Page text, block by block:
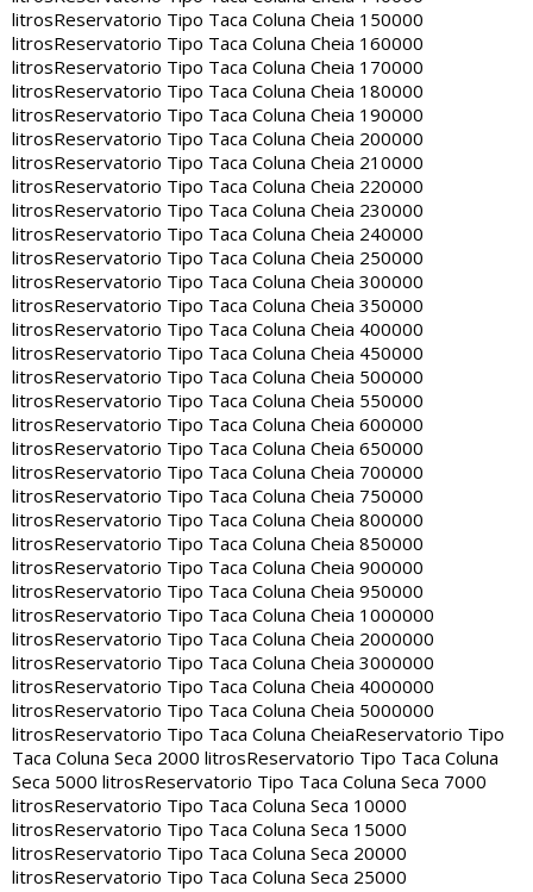
litrosReservatorio Tipo Taca Coluna Cheia 150000
litrosReservatorio Tipo Taca Coluna Cheia 160000
litrosReservatorio Tipo Taca Coluna Cheia 170000
litrosReservatorio Tipo Taca Coluna Cheia 180000
litrosReservatorio Tipo Taca Coluna Cheia 190000
litrosReservatorio Tipo Taca Coluna Cheia 200000
litrosReservatorio Tipo Taca Coluna Cheia 210000
litrosReservatorio Tipo Taca Coluna Cheia 220000
litrosReservatorio Tipo Taca Coluna Cheia 230000
litrosReservatorio Tipo Taca Coluna Cheia 240000
litrosReservatorio Tipo Taca Coluna Cheia 250000
litrosReservatorio Tipo Taca Coluna Cheia 300000
litrosReservatorio Tipo Taca Coluna Cheia 350000
litrosReservatorio Tipo Taca Coluna Cheia 400000
litrosReservatorio Tipo Taca Coluna Cheia 450000
litrosReservatorio Tipo Taca Coluna Cheia 500000
litrosReservatorio Tipo Taca Coluna Cheia 550000
litrosReservatorio Tipo Taca Coluna Cheia 600000
litrosReservatorio Tipo Taca Coluna Cheia 650000
litrosReservatorio Tipo Taca Coluna Cheia 700000
litrosReservatorio Tipo Taca Coluna Cheia 750000
litrosReservatorio Tipo Taca Coluna Cheia 800000
litrosReservatorio Tipo Taca Coluna Cheia 850000
litrosReservatorio Tipo Taca Coluna Cheia 900000
litrosReservatorio Tipo Taca Coluna Cheia 950000
litrosReservatorio Tipo Taca Coluna Cheia 1000000
litrosReservatorio Tipo Taca Coluna Cheia 2000000
litrosReservatorio Tipo Taca Coluna Cheia 3000000
litrosReservatorio Tipo Taca Coluna Cheia 4000000
litrosReservatorio Tipo Taca Coluna Cheia 5000000
litrosReservatorio Tipo Taca Coluna CheiaReservatorio Tipo
Taca Coluna Seca 2000 litrosReservatorio Tipo Taca Coluna
Seca 5000 litrosReservatorio Tipo Taca Coluna Seca 7000
litrosReservatorio Tipo Taca Coluna Seca 10000
litrosReservatorio Tipo Taca Coluna Seca 15000
litrosReservatorio Tipo Taca Coluna Seca 20000
litrosReservatorio Tipo Taca Coluna Seca 25000